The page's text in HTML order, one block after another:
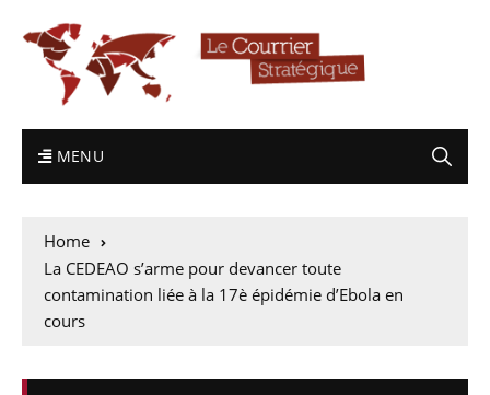
MENU
Home
La CEDEAO s’arme pour devancer toute
contamination liée à la 17è épidémie d’Ebola en
cours